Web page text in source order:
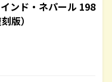
ンド・ネパール 198
版）